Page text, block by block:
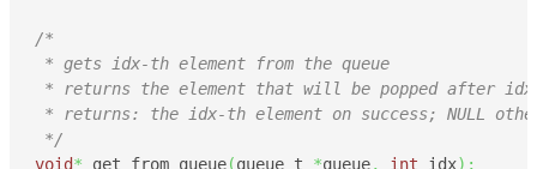
/*
* gets idx-th element from the queue
* returns the element that will be popped after
* returns: the idx-th element on success; NULL
*/
void* get_from_queue(queue_t *queue, int idx) ;